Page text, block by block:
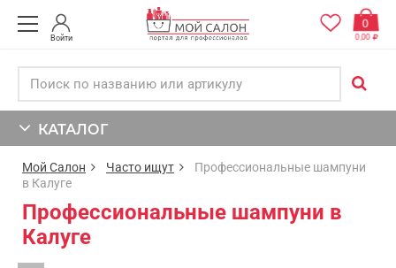
Войти
0
0,00
КАТАЛОГ
Мой Салон Часто ищут
Профессиональные шампуни
в Калуге
Профессиональные шампуни в
Калуге